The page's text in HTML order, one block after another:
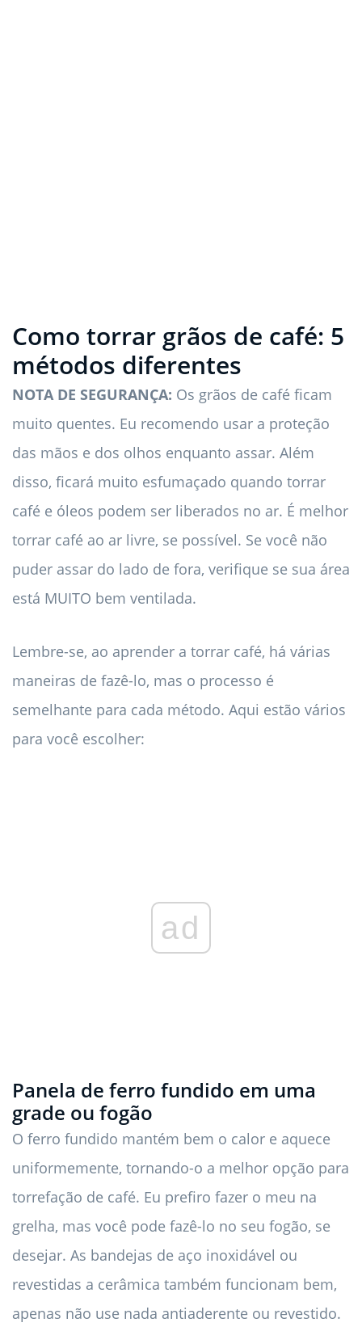
Como torrar grãos de café: 5
métodos diferentes
NOTA DE SEGURANÇA: Os grãos de café ficam
muito quentes. Eu recomendo usar a proteção
das mãos e dos olhos enquanto assar. Além
disso, ficará muito esfumaçado quando torrar
café e óleos podem ser liberados no ar. É melhor
torrar café ao ar livre, se possível. Se você não
puder assar do lado de fora, verifique se sua área
está MUITO bem ventilada.
Lembre-se, ao aprender a torrar café, há várias
maneiras de fazê-lo, mas o processo é
semelhante para cada método. Aqui estão vários
para você escolher:
ad
Panela de ferro fundido em uma
grade ou fogão
O ferro fundido mantém bem o calor e aquece
uniformemente, tornando-o a melhor opção para
torrefação de café. Eu prefiro fazer o meu na
grelha, mas você pode fazê-lo no seu fogão, se
desejar. As bandejas de aço inoxidável ou
revestidas a cerâmica também funcionam bem,
apenas não use nada antiaderente ou revestido.